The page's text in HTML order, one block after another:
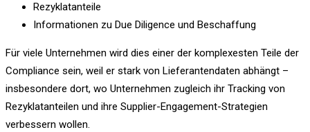
Rezyklatanteile
Informationen zu Due Diligence und Beschaffung
Für viele Unternehmen wird dies einer der komplexesten Teile der
Compliance sein, weil er stark von Lieferantendaten abhängt –
insbesondere dort, wo Unternehmen zugleich ihr Tracking von
Rezyklatanteilen und ihre Supplier-Engagement-Strategien
verbessern wollen.